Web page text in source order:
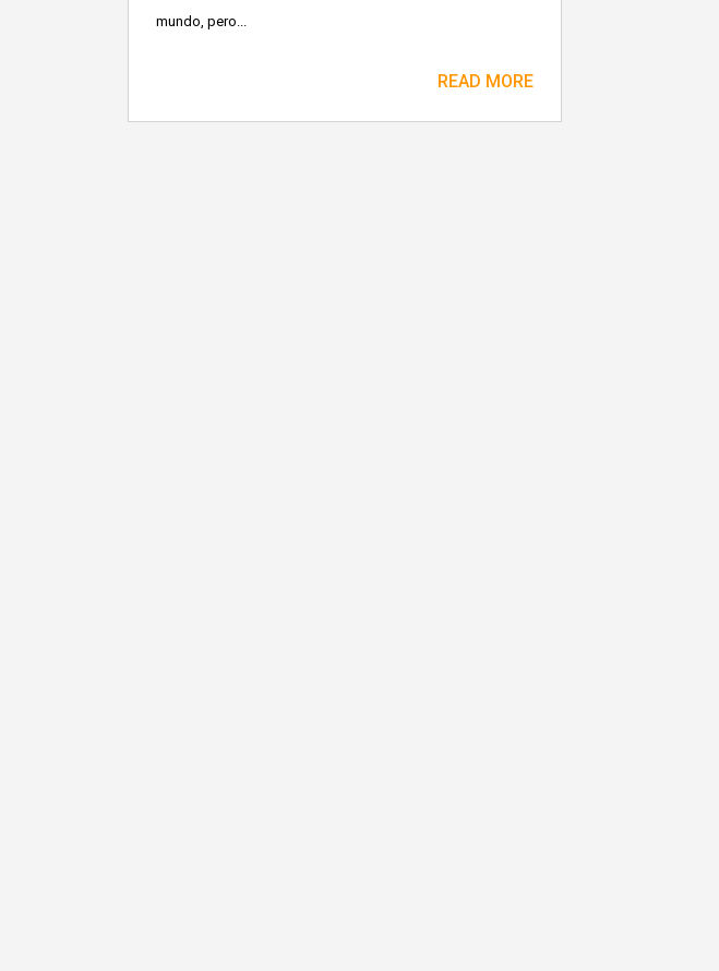
mundo, pero...
READ MORE